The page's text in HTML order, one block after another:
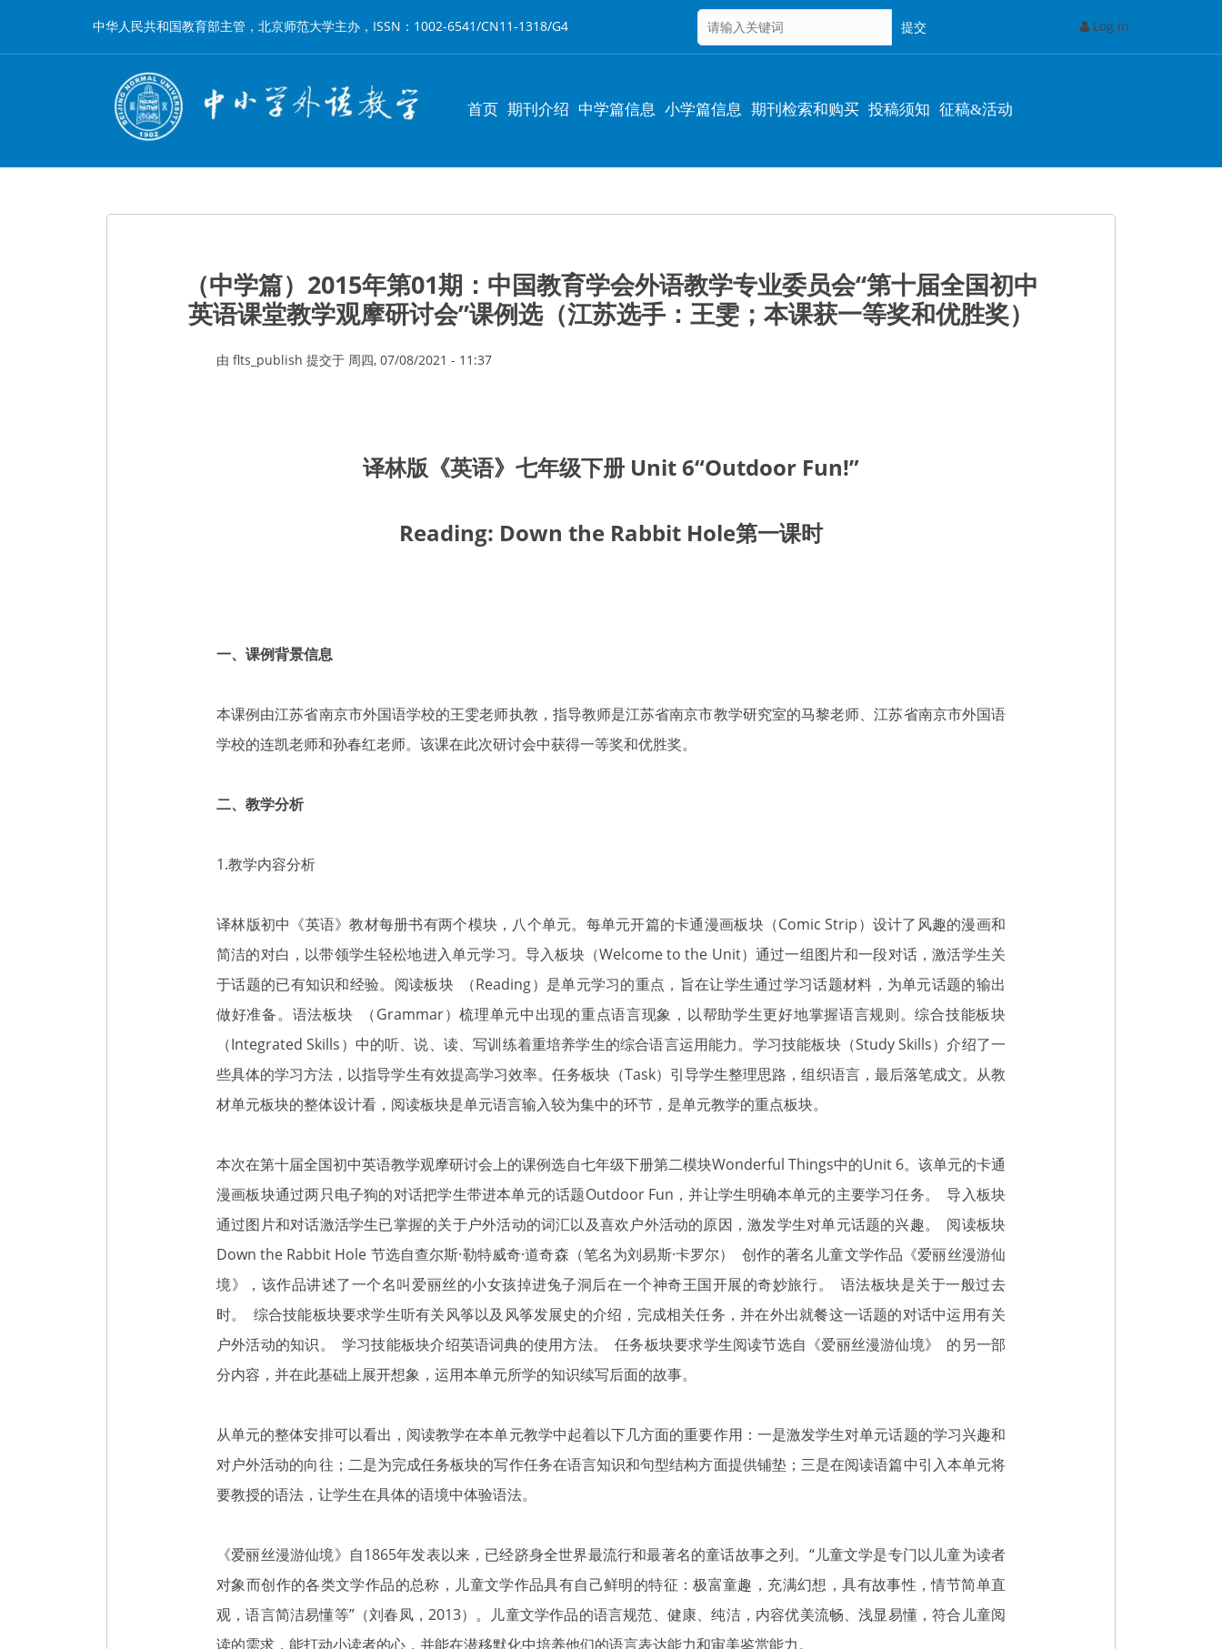
到
中华人民共和国教育部主管，北京师范大学主办，ISSN：1002-6541/CN11-1318/G4 Log in
Main
首页 期刊介绍 中学篇信息 小学篇信息 期刊检索和购买 投稿须知 征稿&活动
（中学篇）2015年第01期：中国教育学会外语教学专业委员会“第十届全国初中
英语课堂教学观摩研讨会”课例选（江苏选手：王雯；本课获一等奖和优胜奖）
由 flts_publish 提交于 周四, 07/08/2021 - 11:37
译林版《英语》七年级下册 Unit 6“Outdoor Fun!”
Reading: Down the Rabbit Hole第一课时
一、课例背景信息
本课例由江苏省南京市外国语学校的王雯老师执教，指导教师是江苏省南京市教学研究室的马黎老师、江苏省南京市外国语
学校的连凯老师和孙春红老师。该课在此次研讨会中获得一等奖和优胜奖。
二、教学分析
1.教学内容分析
译林版初中《英语》教材每册书有两个模块，八个单元。每单元开篇的卡通漫画板块（Comic Strip）设计了风趣的漫画和
简洁的对白，以带领学生轻松地进入单元学习。导入板块（Welcome to the Unit）通过一组图片和一段对话，激活学生关
于话题的已有知识和经验。阅读板块 （Reading）是单元学习的重点，旨在让学生通过学习话题材料，为单元话题的输出
做好准备。语法板块 （Grammar）梳理单元中出现的重点语言现象，以帮助学生更好地掌握语言规则。综合技能板块
（Integrated Skills）中的听、说、读、写训练着重培养学生的综合语言运用能力。学习技能板块（Study Skills）介绍了一
些具体的学习方法，以指导学生有效提高学习效率。任务板块（Task）引导学生整理思路，组织语言，最后落笔成文。从教
材单元板块的整体设计看，阅读板块是单元语言输入较为集中的环节，是单元教学的重点板块。
本次在第十届全国初中英语教学观摩研讨会上的课例选自七年级下册第二模块Wonderful Things中的Unit 6。该单元的卡通
漫画板块通过两只电子狗的对话把学生带进本单元的话题Outdoor Fun，并让学生明确本单元的主要学习任务。 导入板块
通过图片和对话激活学生已掌握的关于户外活动的词汇以及喜欢户外活动的原因，激发学生对单元话题的兴趣。 阅读板块
Down the Rabbit Hole 节选自查尔斯·勒特威奇·道奇森（笔名为刘易斯·卡罗尔） 创作的著名儿童文学作品《爱丽丝漫游仙
境》，该作品讲述了一个名叫爱丽丝的小女孩掉进兔子洞后在一个神奇王国开展的奇妙旅行。 语法板块是关于一般过去
时。 综合技能板块要求学生听有关风筝以及风筝发展史的介绍，完成相关任务，并在外出就餐这一话题的对话中运用有关
户外活动的知识。 学习技能板块介绍英语词典的使用方法。 任务板块要求学生阅读节选自《爱丽丝漫游仙境》 的另一部
分内容，并在此基础上展开想象，运用本单元所学的知识续写后面的故事。
从单元的整体安排可以看出，阅读教学在本单元教学中起着以下几方面的重要作用：一是激发学生对单元话题的学习兴趣和
对户外活动的向往；二是为完成任务板块的写作任务在语言知识和句型结构方面提供铺垫；三是在阅读语篇中引入本单元将
要教授的语法，让学生在具体的语境中体验语法。
《爱丽丝漫游仙境》自1865年发表以来，已经跻身全世界最流行和最著名的童话故事之列。“儿童文学是专门以儿童为读者
对象而创作的各类文学作品的总称，儿童文学作品具有自己鲜明的特征：极富童趣，充满幻想，具有故事性，情节简单直
观，语言简洁易懂等”（刘春凤，2013）。儿童文学作品的语言规范、健康、纯洁，内容优美流畅、浅显易懂，符合儿童阅
读的需求，能打动小读者的心，并能在潜移默化中培养他们的语言表达能力和审美鉴赏能力。